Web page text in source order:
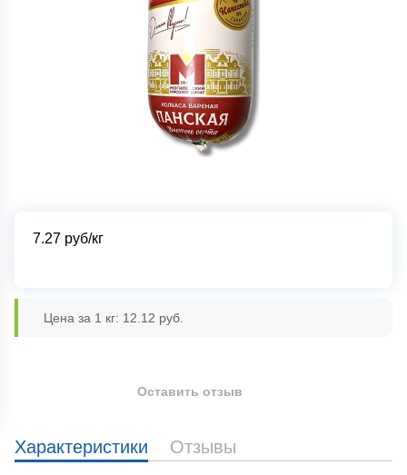
7.27 руб/кг
Цена за 1 кг: 12.12 руб.
Характеристики Отзывы
Оставить отзыв